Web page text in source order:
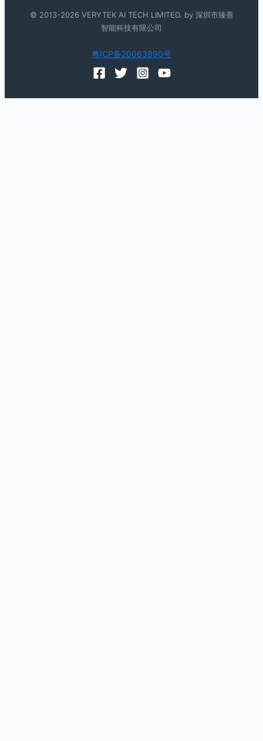
© 2013-2026 VERYTEK AI TECH LIMITED. by 深圳市臻善
智能科技有限公司
粤ICP备20063890号